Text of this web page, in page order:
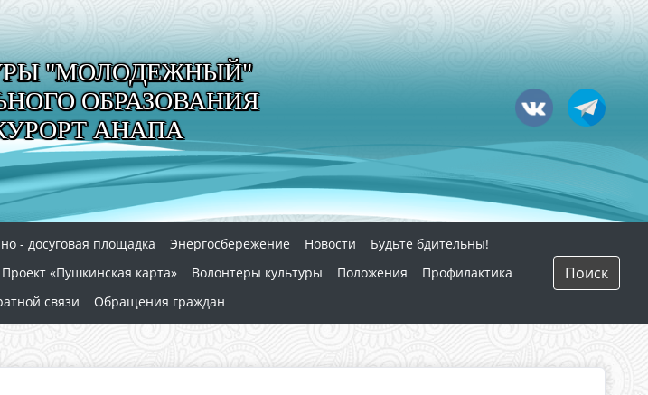
"МОЛОДЕЖНЫЙ"
ОБРАЗОВАНИЯ
АНАПА
- досуговая площадка Энергосбережение Новости
Будьте бдительны!
Проект «Пушкинская карта» Волонтеры культуры Положения
Профилактика
связи Обращения граждан
Поиск